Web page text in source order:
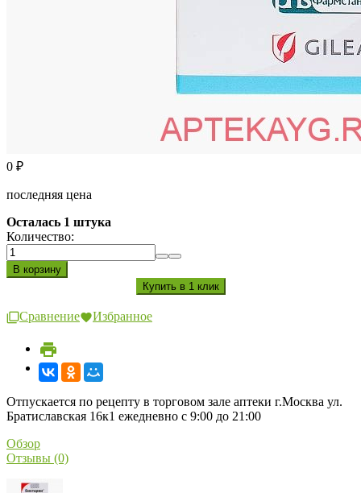
0 ₽
последняя цена
Осталась 1 штука
Количество:
Сравнение Избранное
Отпускается по рецепту в торговом зале аптеки г.Москва ул.
Братиславская 16к1 ежедневно с 9:00 до 21:00
Обзор
Отзывы (0)